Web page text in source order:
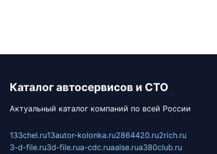
Каталог автосервисов и СТО
Актуальный каталог компаний по всей России
133chel.ru13autor-kolonka.ru2864420.ru2rich.ru
3-d-file.ru3d-file.rua-cdc.ruaalse.rua380club.ru